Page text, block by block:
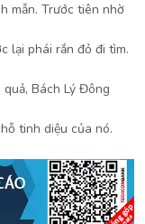
mẫn. Trước tiên nhờ
lại phái rắn đỏ đi tìm.
Bách Lý Đông
tinh diệu của nó.